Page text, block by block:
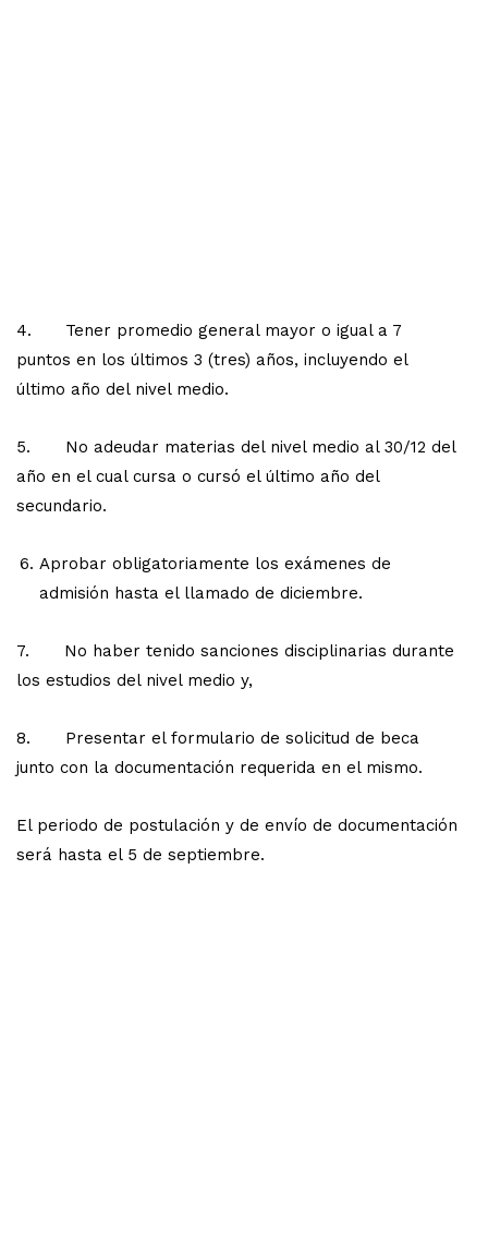
4. Tener promedio general mayor o igual a 7
puntos en los últimos 3 (tres) años, incluyendo el
último año del nivel medio.
5. No adeudar materias del nivel medio al 30/12 del
año en el cual cursa o cursó el último año del
secundario.
Aprobar obligatoriamente los exámenes de
admisión hasta el llamado de diciembre.
7. No haber tenido sanciones disciplinarias durante
los estudios del nivel medio y,
8. Presentar el formulario de solicitud de beca
junto con la documentación requerida en el mismo.
El periodo de postulación y de envío de documentación
será hasta el 5 de septiembre.